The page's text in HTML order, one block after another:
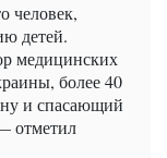
человек,
детей.
медицинских
более 40
и спасающий
отметил